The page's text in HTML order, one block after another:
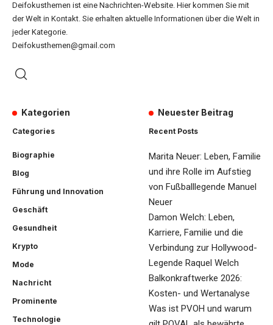
Deifokusthemen ist eine Nachrichten-Website. Hier kommen Sie mit
der Welt in Kontakt. Sie erhalten aktuelle Informationen über die Welt in
jeder Kategorie.
Deifokusthemen@gmail.com
Kategorien
Categories
Biographie
Blog
Führung und Innovation
Geschäft
Gesundheit
Krypto
Mode
Nachricht
Prominente
Technologie
Neuester Beitrag
Recent Posts
Marita Neuer: Leben, Familie
und ihre Rolle im Aufstieg
von Fußballlegende Manuel
Neuer
Damon Welch: Leben,
Karriere, Familie und die
Verbindung zur Hollywood-
Legende Raquel Welch
Balkonkraftwerke 2026:
Kosten- und Wertanalyse
Was ist PVOH und warum